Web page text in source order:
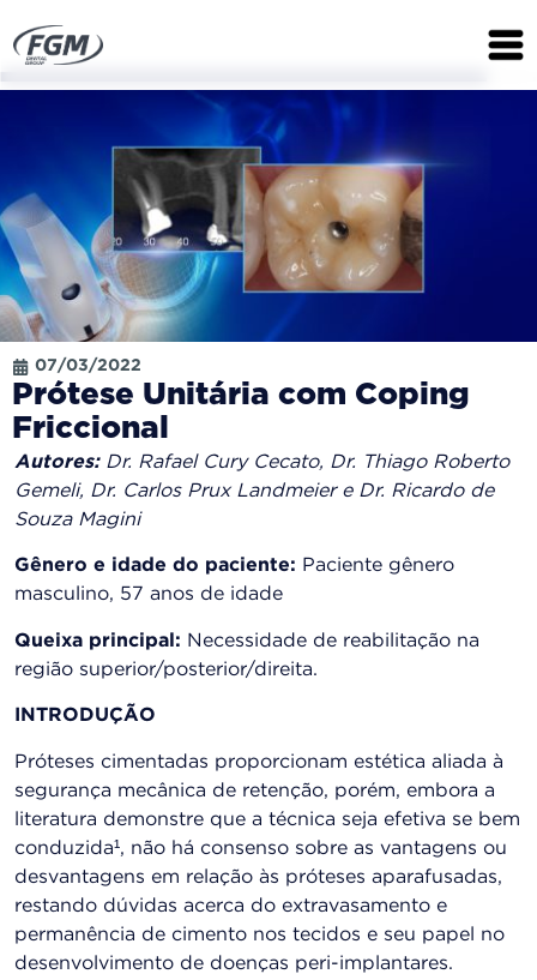
07/03/2022
Prótese Unitária com Coping
Friccional
Autores:Dr. Rafael Cury Cecato, Dr. Thiago Roberto
Gemeli, Dr. Carlos Prux Landmeier e Dr. Ricardo de
Souza Magini
Gênero e idade do paciente: Paciente gênero
masculino, 57 anos de idade
Queixa principal: Necessidade de reabilitação na
região superior/posterior/direita.
INTRODUÇÃO
Próteses cimentadas proporcionam estética aliada à
segurança mecânica de retenção, porém, embora a
literatura demonstre que a técnica seja efetiva se bem
conduzida¹, não há consenso sobre as vantagens ou
desvantagens em relação às próteses aparafusadas,
restando dúvidas acerca do extravasamento e
permanência de cimento nos tecidos e seu papel no
desenvolvimento de doenças peri-implantares.